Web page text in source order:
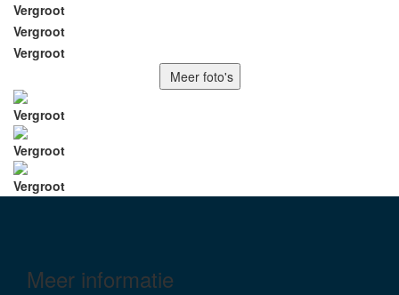
Vergroot
Vergroot
Vergroot
Meer foto's
Vergroot
Vergroot
Vergroot
Meer informatie